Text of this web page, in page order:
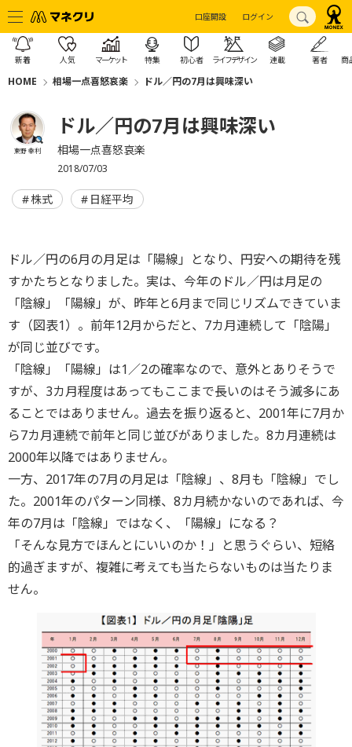
口座開設 ログイン
新着 人気 マーケット 特集 初心者 ライフデザイン 連載 著者 商
HOME 相場一点喜怒哀楽 ドル／円の7月は興味深い
東野 幸利
ドル／円の7月は興味深い
相場一点喜怒哀楽
2018/07/03
株式 日経平均
ドル／円の6月の月足は「陽線」となり、円安への期待を残
すかたちとなりました。実は、今年のドル／円は月足の
「陰線」「陽線」が、昨年と6月まで同じリズムできていま
す（図表1）。前年12月からだと、7カ月連続して「陰陽」
が同じ並びです。
「陰線」「陽線」は1／2の確率なので、意外とありそうで
すが、3カ月程度はあってもここまで長いのはそう滅多にあ
ることではありません。過去を振り返ると、2001年に7月か
ら7カ月連続で前年と同じ並びがありました。8カ月連続は
2000年以降ではありません。
一方、2017年の7月の月足は「陰線」、8月も「陰線」でし
た。2001年のパターン同様、8カ月続かないのであれば、今
年の7月は「陰線」ではなく、「陽線」になる？
「そんな見方でほんとにいいのか！」と思うぐらい、短絡
的過ぎますが、複雑に考えても当たらないものは当たりま
せん。